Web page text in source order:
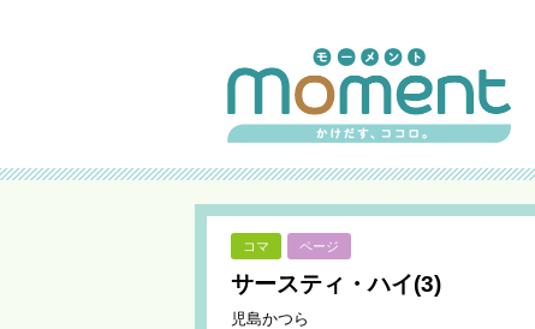
コマ ページ
サースティ・ハイ(3)
児島かつら